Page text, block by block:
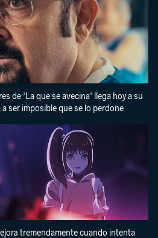
de 'La que se avecina' llega hoy a su
ser imposible que se lo perdone
tremendamente cuando intenta